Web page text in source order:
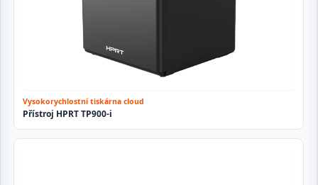
Vysokorychlostní tiskárna cloud
Přístroj HPRT TP900-i